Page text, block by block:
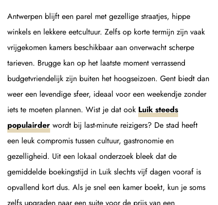
Antwerpen blijft een parel met gezellige straatjes, hippe
winkels en lekkere eetcultuur. Zelfs op korte termijn zijn vaak
vrijgekomen kamers beschikbaar aan onverwacht scherpe
tarieven. Brugge kan op het laatste moment verrassend
budgetvriendelijk zijn buiten het hoogseizoen. Gent biedt dan
weer een levendige sfeer, ideaal voor een weekendje zonder
iets te moeten plannen. Wist je dat ook Luik steeds
populairder wordt bij last-minute reizigers? De stad heeft
een leuk compromis tussen cultuur, gastronomie en
gezelligheid. Uit een lokaal onderzoek bleek dat de
gemiddelde boekingstijd in Luik slechts vijf dagen vooraf is
opvallend kort dus. Als je snel een kamer boekt, kun je soms